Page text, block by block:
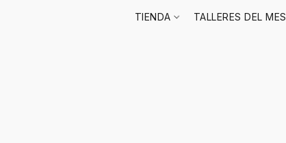
TIENDA TALLERES DEL MES